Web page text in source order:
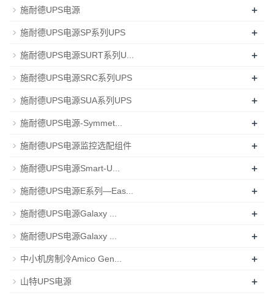
施耐德UPS电源 +
施耐德UPS电源SP系列UPS +
施耐德UPS电源SURT系列U... +
施耐德UPS电源SRC系列UPS +
施耐德UPS电源SUA系列UPS +
施耐德UPS电源-Symmet... +
施耐德UPS电源监控选配组件 +
施耐德UPS电源Smart-U... +
施耐德UPS电源E系列—Eas... +
施耐德UPS电源Galaxy ... +
施耐德UPS电源Galaxy ... +
中小机房制冷Amico Gen... +
山特UPS电源 +